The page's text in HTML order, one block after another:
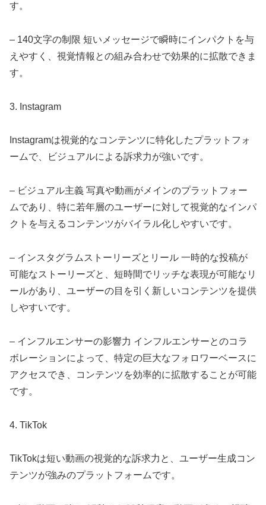
す。
– 140文字の制限 短いメッセージで瞬時にインパクトを与
えやすく、視覚情報との組み合わせで効果的に拡散できま
す。
3. Instagram
Instagramは視覚的なコンテンツに特化したプラットフォ
ームで、ビジュアルによる訴求力が強いです。
– ビジュアル主義 写真や動画がメインのプラットフォー
ムであり、特に若年層のユーザーに対して視覚的なインパ
クトを与えるコンテンツがバイラル化しやすいです。
– インスタグラムストーリーズとリール 一時的な投稿が
可能なストーリーズと、短時間でリッチな表現が可能なリ
ールがあり、ユーザーの目を引く新しいコンテンツを提供
しやすいです。
– インフルエンサーの影響力 インフルエンサーとのコラ
ボレーションによって、特定の巨大なフォロワーベースに
アクセスでき、コンテンツを効率的に拡散することが可能
です。
4. TikTok
TikTokは短い動画の視覚的な訴求力と、ユーザー生成コン
テンツが強みのプラットフォームです。